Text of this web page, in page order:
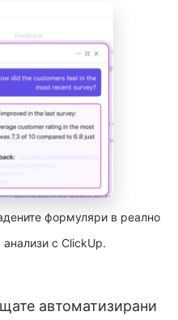
формуляри в реално
с ClickUp.
автоматизирани